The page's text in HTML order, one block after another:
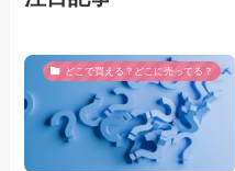
どこで買える？どこに売ってる？